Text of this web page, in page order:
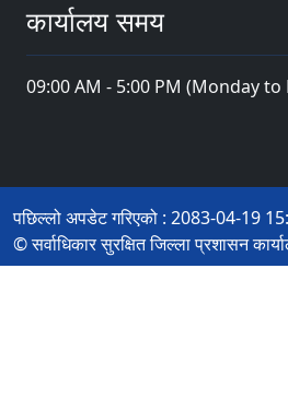
कार्यालय समय
09:00 AM - 5:00 PM (Monday to
पछिल्लो अपडेट गरिएको : 2083-04-19
© सर्वाधिकार सुरक्षित जिल्ला प्रशासन